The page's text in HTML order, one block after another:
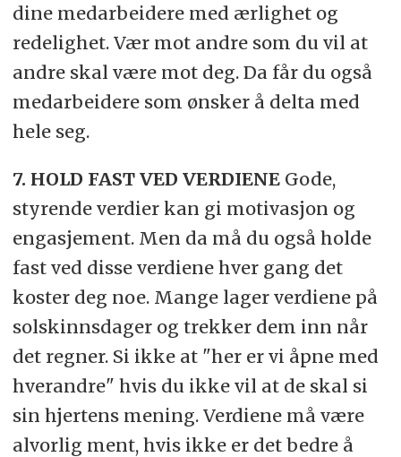
dine medarbeidere med ærlighet og
redelighet. Vær mot andre som du vil at
andre skal være mot deg. Da får du også
medarbeidere som ønsker å delta med
hele seg.
7. HOLD FAST VED VERDIENEGode,
styrende verdier kan gi motivasjon og
engasjement. Men da må du også holde
fast ved disse verdiene hver gang det
koster deg noe. Mange lager verdiene på
solskinnsdager og trekker dem inn når
det regner. Si ikke at "her er vi åpne med
hverandre" hvis du ikke vil at de skal si
sin hjertens mening. Verdiene må være
alvorlig ment, hvis ikke er det bedre å